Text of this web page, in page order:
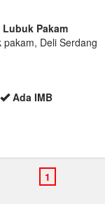
Pakam
Deli Serdang
Ada IMB